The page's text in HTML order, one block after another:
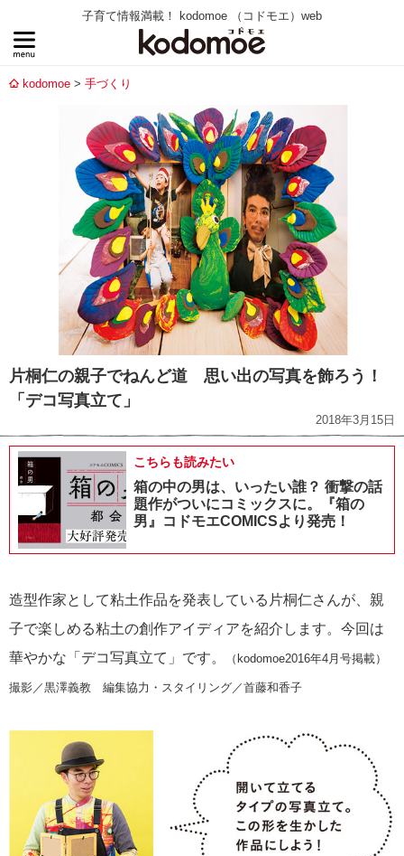
子育て情報満載！ kodomoe （コドモエ）web
kodomoe 手づくり
片桐仁の親子でねんど道 思い出の写真を飾ろう！
「デコ写真立て」
2018年3月15日
こちらも読みたい
箱の中の男は、いったい誰？ 衝撃の話
題作がついにコミックスに。『箱の
男』コドモエCOMICSより発売！
造型作家として粘土作品を発表している片桐仁さんが、親
子で楽しめる粘土の創作アイディアを紹介します。今回は
華やかな「デコ写真立て」です。
（kodomoe2016年4月号掲載）
撮影／黒澤義教 編集協力・スタイリング／首藤和香子